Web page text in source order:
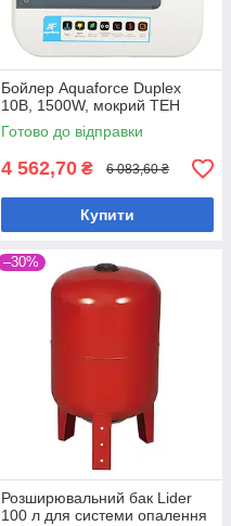
Бойлер Aquaforce Duplex
10B, 1500W, мокрий ТЕН
Готово до відправки
4 562,70 ₴ 6 083,60 ₴
Купити
–30%
Розширювальний бак Lider
100 л для системи опалення